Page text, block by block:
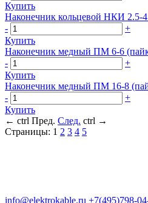
Купить
Наконечник кольцевой НКИ 2.5-
-
+
Купить
Наконечник медный ПМ 6-6
-
+
Купить
Наконечник медный ПМ 16-8
-
+
Купить
← ctrl Пред. След. ctrl →
Страницы: 1 2 3 4 5
info@elektrokable.ru +7(495)798-